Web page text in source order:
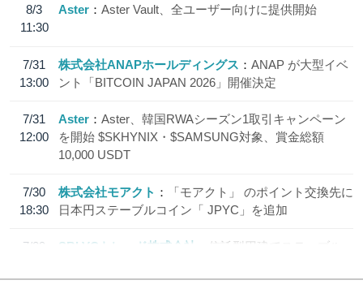
8/3
11:30
Aster Aster Vault、全ユーザー向けに提供開始
7/31
13:00
株式会社ANAPホールディングス
ANAP が大型イベ
ント「BITCOIN JAPAN 2026」開催決定
7/31
12:00
Aster
Aster、韓国RWAシーズン1取引キャンペーン
を開始 $SKHYNIX・$SAMSUNG対象、賞金総額
10,000 USDT
7/30
18:30
株式会社モアクト
「モアクト」 のポイント交換先に
日本円ステーブルコイン「 JPYC」を追加
7/29
SBI VCトレード株式会社
信託型円建てステーブル